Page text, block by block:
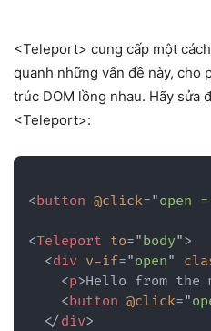
<Teleport> cung cấp một
quanh những vấn đề này, cho
trúc DOM lồng nhau. Hãy sửa
<Teleport>:
<button @click="open
<Teleport to="body">
<div v-if="open"
<p>Hello from the
<button @click="
</div>